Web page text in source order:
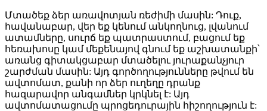
Մտածեք ձեր առավոտյան ռեժիմի մասին: Դուք,
հավանաբար, վեր եք կենում անկողնուց, լվանում
ատամները, սուրճ եք պատրաստում, բացում եք
հեռախոսը կամ մեքենայով գնում եք աշխատանքի՝
առանց գիտակցաբար մտածելու յուրաքանչյուր
շարժման մասին: Այդ գործողությունները թվում են
ավտոմատ, քանի որ ձեր ուղեղը դրանք
հազարավոր անգամներ կրկնել է: Այդ
ավտոմատացումը պրոցեդուրային հիշողություն է: